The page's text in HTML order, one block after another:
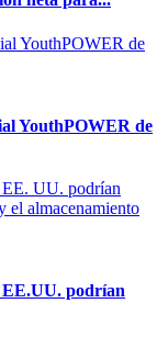
YouthPOWER de
EE.UU. podrían